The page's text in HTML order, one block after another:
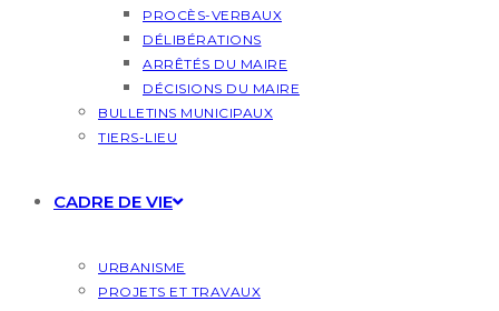
PROCÈS-VERBAUX
DÉLIBÉRATIONS
ARRÊTÉS DU MAIRE
DÉCISIONS DU MAIRE
BULLETINS MUNICIPAUX
TIERS-LIEU
CADRE DE VIE
URBANISME
PROJETS ET TRAVAUX